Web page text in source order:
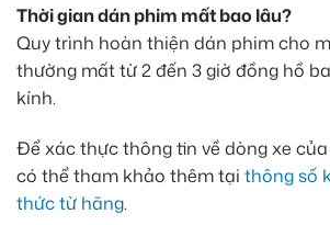
Thời gian dán phim mất bao lâu?
Quy trình hoàn thiện dán phim cho
thường mất từ 2 đến 3 giờ đồng hồ
kính.
Để xác thực thông tin về dòng xe
có thể tham khảo thêm tại thông số
thức từ hãng.